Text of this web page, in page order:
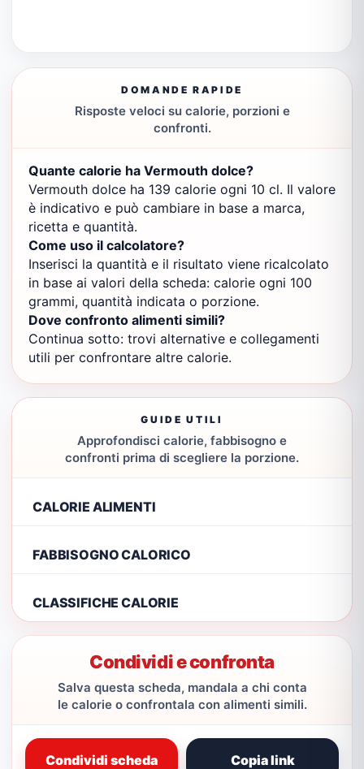
DOMANDE RAPIDE
Risposte veloci su calorie, porzioni e
confronti.
Quante calorie ha Vermouth dolce?
Vermouth dolce ha 139 calorie ogni 10 cl. Il valore
è indicativo e può cambiare in base a marca,
ricetta e quantità.
Come uso il calcolatore?
Inserisci la quantità e il risultato viene ricalcolato
in base ai valori della scheda: calorie ogni 100
grammi, quantità indicata o porzione.
Dove confronto alimenti simili?
Continua sotto: trovi alternative e collegamenti
utili per confrontare altre calorie.
GUIDE UTILI
Approfondisci calorie, fabbisogno e
confronti prima di scegliere la porzione.
CALORIE ALIMENTI
FABBISOGNO CALORICO
CLASSIFICHE CALORIE
Condividi e confronta
Salva questa scheda, mandala a chi conta
le calorie o confrontala con alimenti simili.
Condividi scheda Copia link